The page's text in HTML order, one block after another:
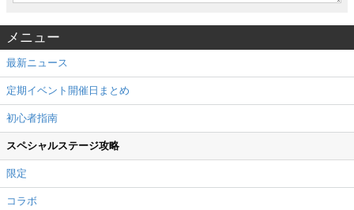
メニュー
最新ニュース
定期イベント開催日まとめ
初心者指南
スペシャルステージ攻略
限定
コラボ